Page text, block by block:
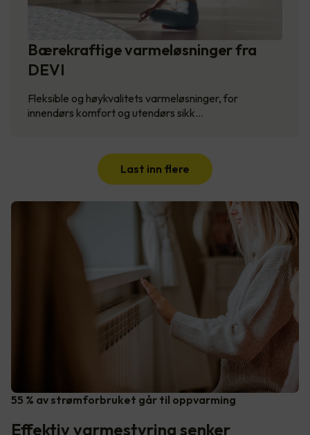
Bærekraftige varmeløsninger fra
DEVI
Fleksible og høykvalitets varmeløsninger, for
innendørs komfort og utendørs sikk…
Last inn flere
55 % av strømforbruket går til oppvarming
Effektiv varmestyring senker